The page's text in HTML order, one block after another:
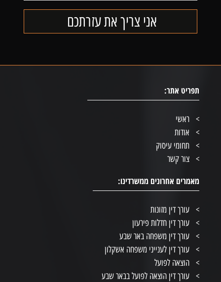
תפריט אתר:
ראשי
אודות
תחומי עיסוק
צור קשר
מאמרים אחרונים ממשרדינו:
עורך דין מזונות
עורך דין חדלות פירעון
עורך דין משפחה באר שבע
עורך דין לענייני משפחה אשקלון
הוצאה לפועל
עורך דין הוצאה לפועל בבאר שבע